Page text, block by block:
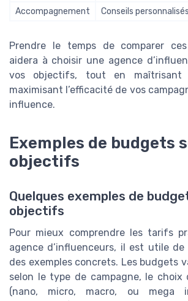
Accompagnement
Conseils
Prendre le temps de comparer
aidera à choisir une agence
vos objectifs, tout en
maximisant l’efficacité de vos
influence.
Exemples de budgets
objectifs
Quelques exemples de
objectifs
Pour mieux comprendre les tarifs
agence d’influenceurs, il est utile
des exemples concrets. Les budgets
selon le type de campagne, le choix
(nano, micro, macro, ou mega